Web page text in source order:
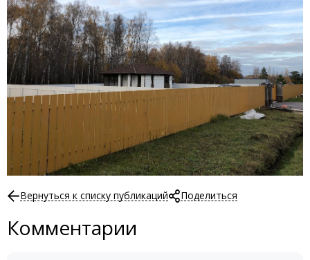
Вернуться к списку публикаций Поделиться
Комментарии